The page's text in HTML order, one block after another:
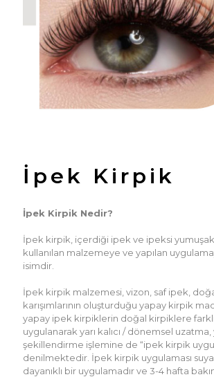
İpek Kirpik
İpek Kirpik Nedir?
İpek kirpik, içerdiği ipek ve ipeksi
kullanılan malzemeye ve yapılan
isimdir.
İpek kirpik malzemesi, vizon, saf ipek,
karışımlarının oluşturduğu yapay kirpik
yapay ipek kirpiklerin doğal kirpiklere
uygulanarak yarı kalıcı / dönemsel uzatma,
şekillendirme işlemine de “ipek kirpik
denilmektedir. İpek kirpik uygulaması
dayanıklı bir uygulamadır ve 3-4 hafta